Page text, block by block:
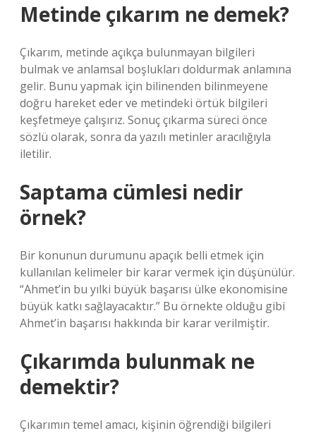
Metinde çıkarım ne demek?
Çıkarım, metinde açıkça bulunmayan bilgileri
bulmak ve anlamsal boşlukları doldurmak anlamına
gelir. Bunu yapmak için bilinenden bilinmeyene
doğru hareket eder ve metindeki örtük bilgileri
keşfetmeye çalışırız. Sonuç çıkarma süreci önce
sözlü olarak, sonra da yazılı metinler aracılığıyla
iletilir.
Saptama cümlesi nedir
örnek?
Bir konunun durumunu apaçık belli etmek için
kullanılan kelimeler bir karar vermek için düşünülür.
“Ahmet’in bu yılki büyük başarısı ülke ekonomisine
büyük katkı sağlayacaktır.” Bu örnekte olduğu gibi
Ahmet’in başarısı hakkında bir karar verilmiştir.
Çıkarımda bulunmak ne
demektir?
Çıkarımın temel amacı, kişinin öğrendiği bilgileri